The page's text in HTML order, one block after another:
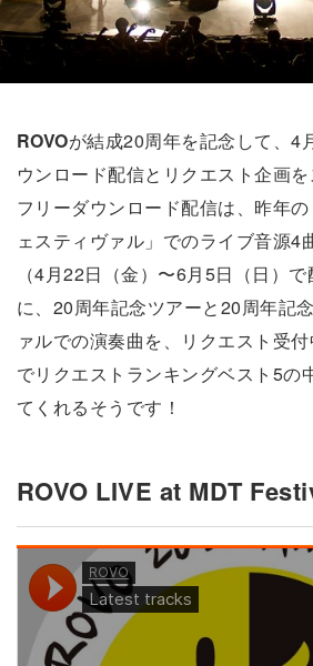
ROVOが結成20周年を記念して、4
ウンロード配信とリクエスト企画を
フリーダウンロード配信は、昨年
ェスティヴァル」でのライブ音源4
（4月22日（金）〜6月5日（日）
に、20周年記念ツアーと20周年記
ァルでの演奏曲を、リクエスト受
でリクエストランキングベスト5の
てくれるそうです！
ROVO LIVE at MDT